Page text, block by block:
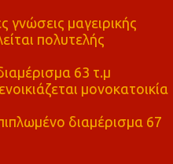
γνώσεις μαγειρικής
πολυτελής
63 τ.μ
μονοκατοικία
διαμέρισμα 67